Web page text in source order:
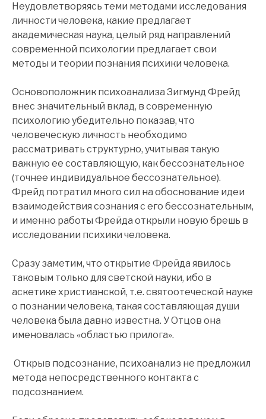
Неудовлетворяясь теми методами исследования
личности человека, какие предлагает
академическая наука, целый ряд направлений
современной психологии предлагает свои
методы и теории познания психики человека.
Основоположник психоанализа Зигмунд Фрейд
внес значительный вклад, в современную
психологию убедительно показав, что
человеческую личность необходимо
рассматривать структурно, учитывая такую
важную ее составляющую, как бессознательное
(точнее индивидуальное бессознательное).
Фрейд потратил много сил на обоснование идеи
взаимодействия сознания с его бессознательным,
и именно работы Фрейда открыли новую брешь в
исследовании психики человека.
Сразу заметим, что открытие Фрейда явилось
таковым только для светской науки, ибо в
аскетике христианской, т.е. святоотеческой науке
о познании человека, такая составляющая души
человека была давно известна. У Отцов она
именовалась «областью прилога».
Открыв подсознание, психоанализ не предложил
метода непосредственного контакта с
подсознанием.